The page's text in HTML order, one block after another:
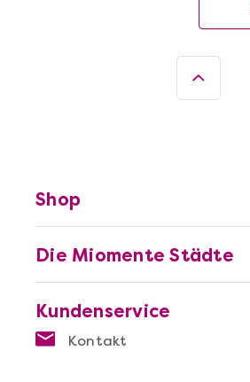
Kundenservice
Kontakt
Die Miomente Städte
Shop